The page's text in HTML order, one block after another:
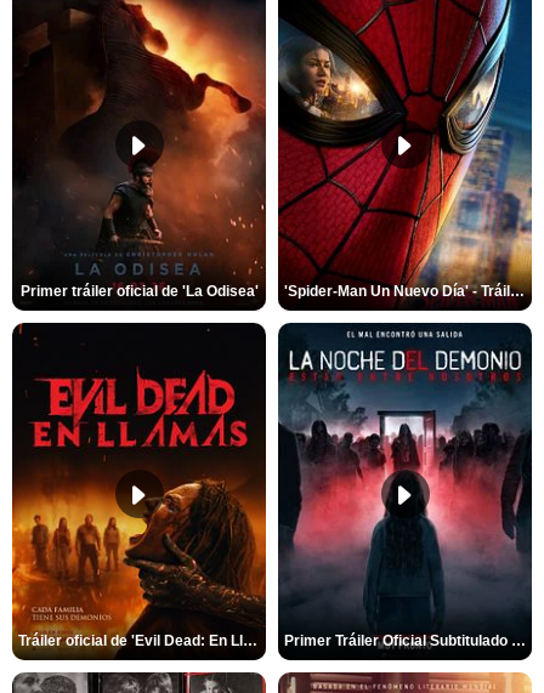
Primer tráiler oficial de 'La Odisea' 'Spider-Man Un Nuevo Día' - Tráiler oficial subtitulado
Tráiler oficial de 'Evil Dead: En Llamas' Primer Tráiler Oficial Subtitulado de 'La Noche Del Demonio: Están Entre Nosotros'